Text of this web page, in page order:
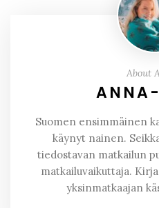
About
Suomen ensimmäinen
käynyt nainen.
tiedostavan matkailun
matkailuvaikuttaja.
yksinmatkaajan